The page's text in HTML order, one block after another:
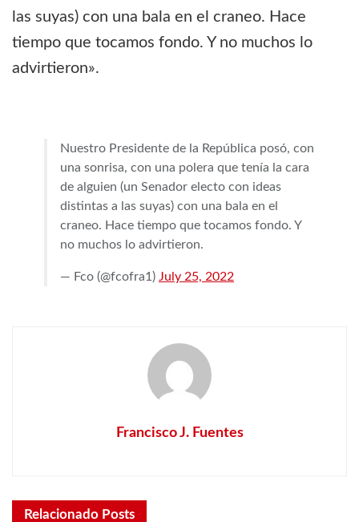
las suyas) con una bala en el craneo. Hace
tiempo que tocamos fondo. Y no muchos lo
advirtieron».
Nuestro Presidente de la República posó, con
una sonrisa, con una polera que tenía la cara
de alguien (un Senador electo con ideas
distintas a las suyas) con una bala en el
craneo. Hace tiempo que tocamos fondo. Y
no muchos lo advirtieron.
— Fco (@fcofra1) July 25, 2022
Francisco J. Fuentes
Relacionado Posts